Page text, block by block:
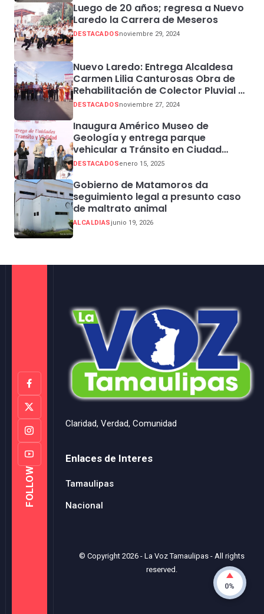
Luego de 20 años; regresa a Nuevo
Laredo la Carrera de Meseros
DESTACADOSnoviembre 29, 2024
Nuevo Laredo: Entrega Alcaldesa
Carmen Lilia Canturosas Obra de
Rehabilitación de Colector Pluvial en
Sector Centro
DESTACADOSnoviembre 27, 2024
Inaugura Américo Museo de
Geología y entrega parque
vehicular a Tránsito en Ciudad
Madero
DESTACADOSenero 15, 2025
Gobierno de Matamoros da
seguimiento legal a presunto caso
de maltrato animal
ALCALDIASjunio 19, 2026
FOLLOW
Claridad, Verdad, Comunidad
Enlaces de Interes
Tamaulipas
Nacional
© Copyright2026 -La Voz Tamaulipas - All rights
reserved.
0%